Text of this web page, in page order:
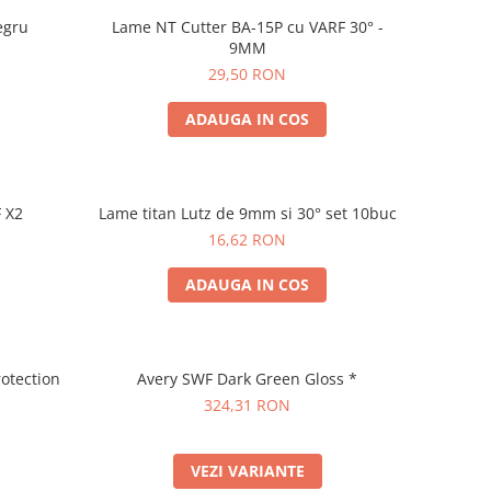
Lame NT Cutter BA-15P cu VARF 30° -
9MM
29,50 RON
ADAUGA IN COS
X2
Lame titan Lutz de 9mm si 30° set 10buc
16,62 RON
ADAUGA IN COS
Avery SWF Dark Green Gloss *
324,31 RON
VEZI VARIANTE